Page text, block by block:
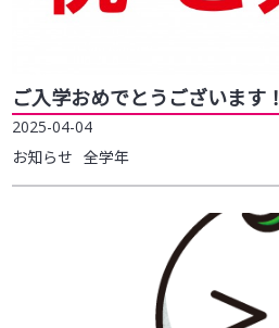
ご入学おめでとうございます！
2025-04-04
お知らせ 全学年